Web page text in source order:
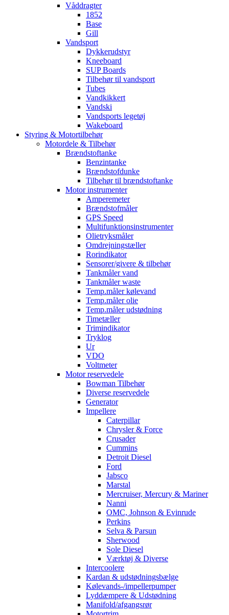
Våddragter
1852
Base
Gill
Vandsport
Dykkerudstyr
Kneeboard
SUP Boards
Tilbehør til vandsport
Tubes
Vandkikkert
Vandski
Vandsports legetøj
Wakeboard
Styring & Motortilbehør
Motordele & Tilbehør
Brændstoftanke
Benzintanke
Brændstofdunke
Tilbehør til brændstoftanke
Motor instrumenter
Amperemeter
Brændstofmåler
GPS Speed
Multifunktionsinstrumenter
Olietryksmåler
Omdrejningstæller
Rorindikator
Sensorer/givere & tilbehør
Tankmåler vand
Tankmåler waste
Temp.måler kølevand
Temp.måler olie
Temp.måler udstødning
Timetæller
Trimindikator
Tryklog
Ur
VDO
Voltmeter
Motor reservedele
Bowman Tilbehør
Diverse reservedele
Generator
Impellere
Caterpillar
Chrysler & Force
Crusader
Cummins
Detroit Diesel
Ford
Jabsco
Marstal
Mercruiser, Mercury & Mariner
Nanni
OMC, Johnson & Evinrude
Perkins
Selva & Parsun
Sherwood
Sole Diesel
Værktøj & Diverse
Intercoolere
Kardan & udstødningsbælge
Kølevands-/impellerpumper
Lyddæmpere & Udstødning
Manifold/afgangsrør